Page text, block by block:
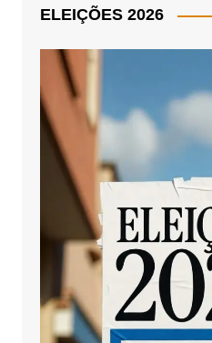
ELEIÇÕES 2026